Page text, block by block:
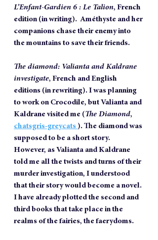
L’Enfant-Gardien 6 : Le Talion, French
edition (in writing).  Améthyste and her
companions chase their enemy into
the mountains to save their friends.
The diamond: Valianta and Kaldrane
investigate, French and English
editions (in rewriting). I was planning
to work on Crocodile, but Valianta and
Kaldrane visited me (The Diamond,
chatsgris-greycats ). The diamond was
supposed to be a short story.
However, as Valianta and Kaldrane
told me all the twists and turns of their
murder investigation, I understood
that their story would become a novel.
I have already plotted the second and
third books that take place in the
realms of the fairies, the faerydoms.